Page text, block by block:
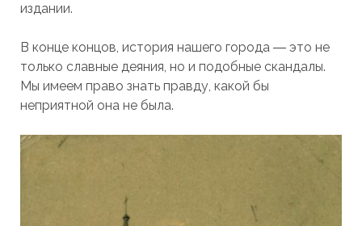
издании.
В конце концов, история нашего города ― это не
только славные деяния, но и подобные скандалы.
Мы имеем право знать правду, какой бы
неприятной она не была.